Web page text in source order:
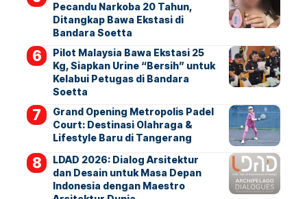
Pecandu Narkoba 20 Tahun,
Ditangkap Bawa Ekstasi di
Bandara Soetta
Pilot Malaysia Bawa Ekstasi 25
Kg, Siapkan Urine “Bersih” untuk
Kelabui Petugas di Bandara
Soetta
Grand Opening Metropolis Padel
Court: Destinasi Olahraga &
Lifestyle Baru di Tangerang
LDAD 2026: Dialog Arsitektur
dan Desain untuk Masa Depan
Indonesia dengan Maestro